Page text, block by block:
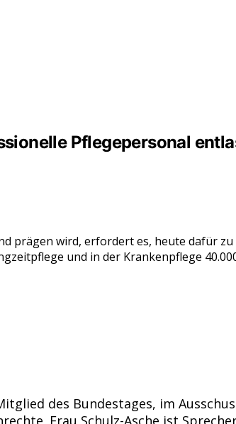
Pflegepersonal
prägen wird, erfordert es, heute dafür
und in der Krankenpflege
des Bundestages, im
Frau Schulz-Asche ist